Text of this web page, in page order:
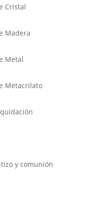
Cristal
Madera
Metal
Metacrilato
y comunión